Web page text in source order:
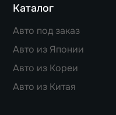
Каталог
Авто под заказ
Авто из Японии
Авто из Кореи
Авто из Китая